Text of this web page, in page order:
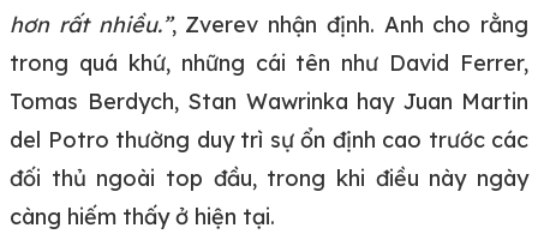
hơn rất nhiều.”, Zverev nhận định. Anh cho rằng
trong quá khứ, những cái tên như David Ferrer,
Tomas Berdych, Stan Wawrinka hay Juan Martin
del Potro thường duy trì sự ổn định cao trước các
đối thủ ngoài top đầu, trong khi điều này ngày
càng hiếm thấy ở hiện tại.